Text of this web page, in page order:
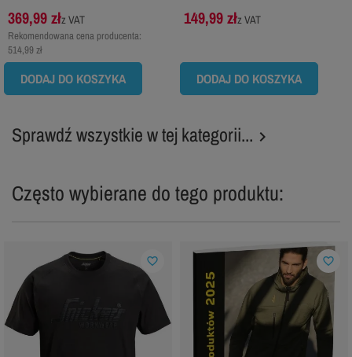
369,99 złz VAT
Rekomendowana cena producenta:
514,99 zł
DODAJ DO KOSZYKA
149,99 złz VAT
DODAJ DO KOSZYKA
Sprawdź wszystkie w tej kategorii... 
Często wybierane do tego produktu:
favorite_border favorite_border